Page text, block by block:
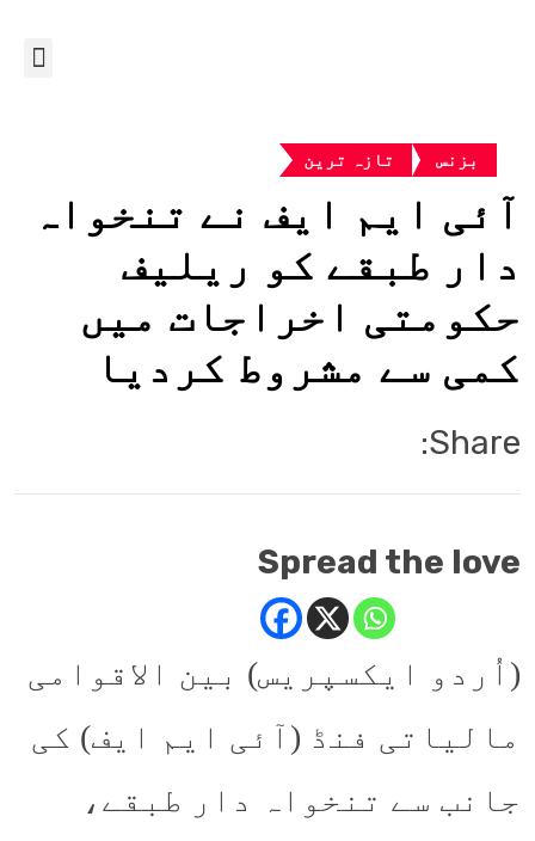
بزنس تازہ ترین
آئی ایم ایف نے تنخواہ
دار طبقے کو ریلیف
حکومتی اخراجات میں
کمی سے مشروط کردیا
Share:
Spread the love
(اُردو ایکسپریس) بین الاقوامی
مالیاتی فنڈ (آئی ایم ایف) کی
جانب سے تنخواہ دار طبقے،